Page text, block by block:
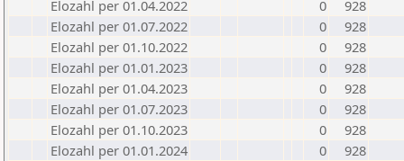
Elozahl per 01.04.2022
0
928
Elozahl per 01.07.2022
0
928
Elozahl per 01.10.2022
0
928
Elozahl per 01.01.2023
0
928
Elozahl per 01.04.2023
0
928
Elozahl per 01.07.2023
0
928
Elozahl per 01.10.2023
0
928
Elozahl per 01.01.2024
0
928